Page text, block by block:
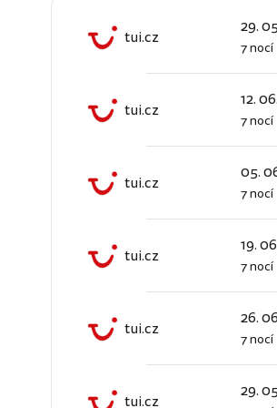
tui.cz 29.
7 nocí
tui.cz 12.
7 nocí
tui.cz 05.
7 nocí
tui.cz 19.
7 nocí
tui.cz 26.
7 nocí
tui.cz 29.